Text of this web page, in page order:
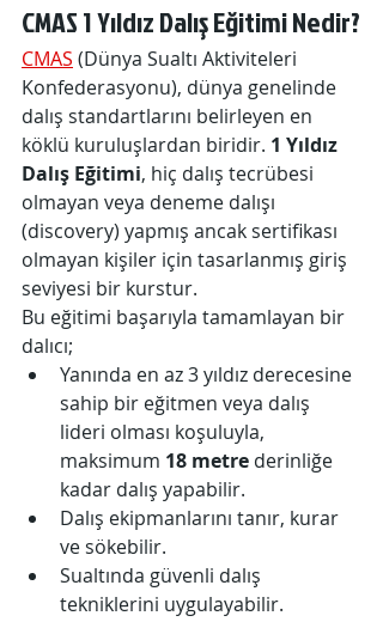
CMAS 1 Yıldız Dalış Eğitimi Nedir?
CMAS (Dünya Sualtı Aktiviteleri
Konfederasyonu), dünya genelinde
dalış standartlarını belirleyen en
köklü kuruluşlardan biridir. 1 Yıldız
Dalış Eğitimi, hiç dalış tecrübesi
olmayan veya deneme dalışı
(discovery) yapmış ancak sertifikası
olmayan kişiler için tasarlanmış giriş
seviyesi bir kurstur.
Bu eğitimi başarıyla tamamlayan bir
dalıcı;
Yanında en az 3 yıldız derecesine
sahip bir eğitmen veya dalış
lideri olması koşuluyla,
maksimum 18 metre derinliğe
kadar dalış yapabilir.
Dalış ekipmanlarını tanır, kurar
ve sökebilir.
Sualtında güvenli dalış
tekniklerini uygulayabilir.